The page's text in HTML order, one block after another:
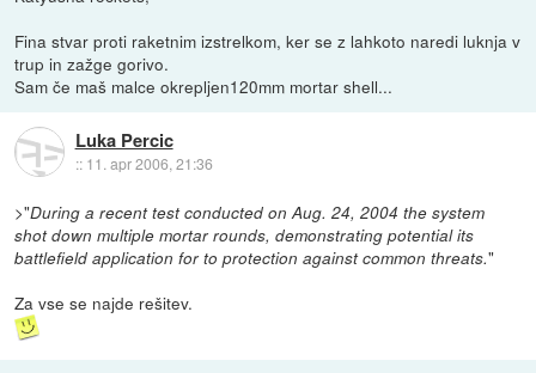
Fina stvar proti raketnim izstrelkom, ker se z lahkoto naredi luknja v
trup in zažge gorivo.
Sam če maš malce okrepljen120mm mortar shell...
Luka Percic
:: 11. apr 2006, 21:36
>"During a recent test conducted on Aug. 24, 2004 the system
shot down multiple mortar rounds, demonstrating potential its
battlefield application for to protection against common threats."
Za vse se najde rešitev.